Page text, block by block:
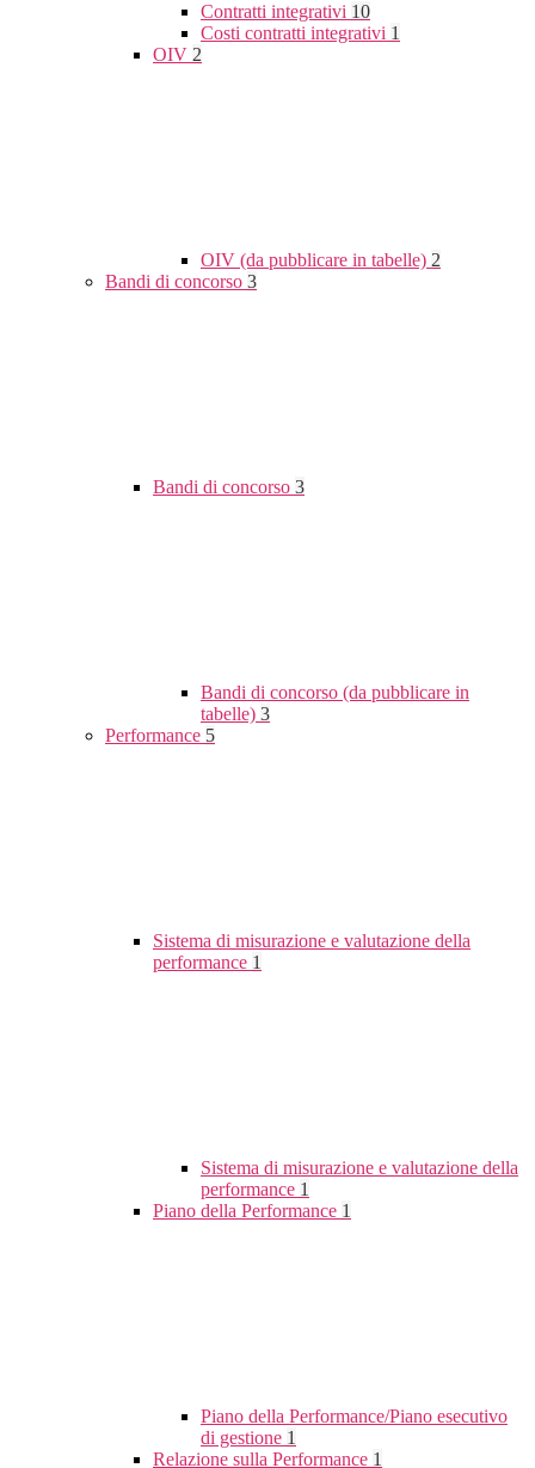
Contratti integrativi 10
Costi contratti integrativi 1
OIV 2
OIV (da pubblicare in tabelle) 2
Bandi di concorso 3
Bandi di concorso 3
Bandi di concorso (da pubblicare in
tabelle) 3
Performance 5
Sistema di misurazione e valutazione della
performance 1
Sistema di misurazione e valutazione della
performance 1
Piano della Performance 1
Piano della Performance/Piano esecutivo
di gestione 1
Relazione sulla Performance 1